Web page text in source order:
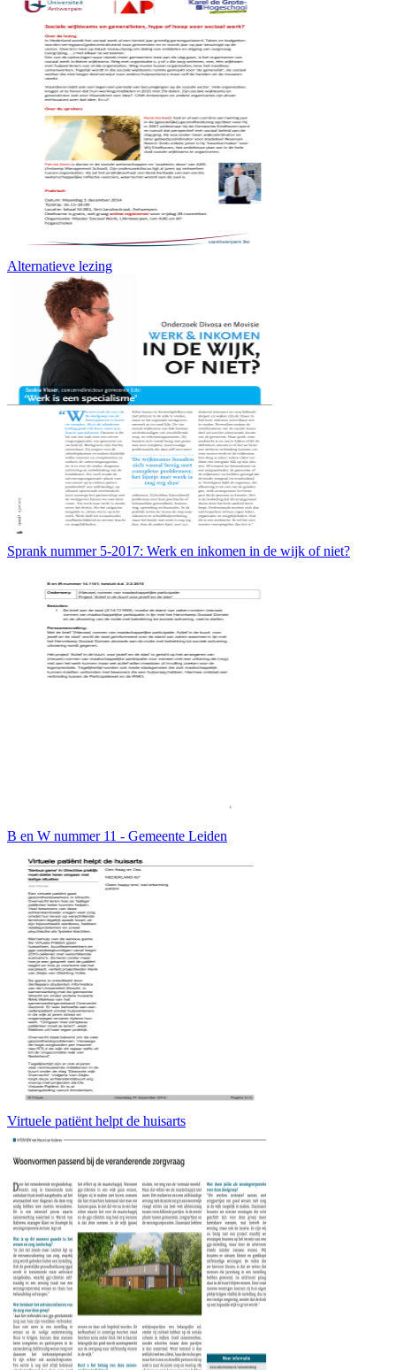
Alternatieve lezing
Sprank nummer 5-2017: Werk en inkomen in de wijk of niet?
B en W nummer 11 - Gemeente Leiden
Virtuele patiënt helpt de huisarts